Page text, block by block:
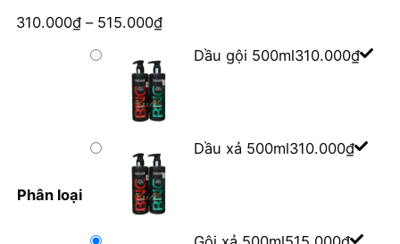
310.000₫ – 515.000₫
Phân loại
Dầu gội 500ml310.000₫
Dầu xả 500ml310.000₫